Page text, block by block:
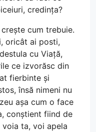
credința?
cum trebuie.
oricât ai posti,
cu Viață,
ce izvorăsc din
fierbinte și
însă nimeni nu
așa cum o face
conștient fiind de
voia ta, voi apela